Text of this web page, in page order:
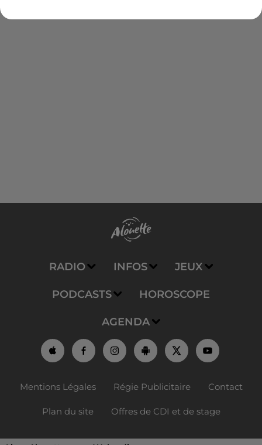
RADIO INFOS JEUX
PODCASTS HOROSCOPE
AGENDA
Mentions Légales Régie Publicitaire Contact
Plan du site Offres de CDI et de stage